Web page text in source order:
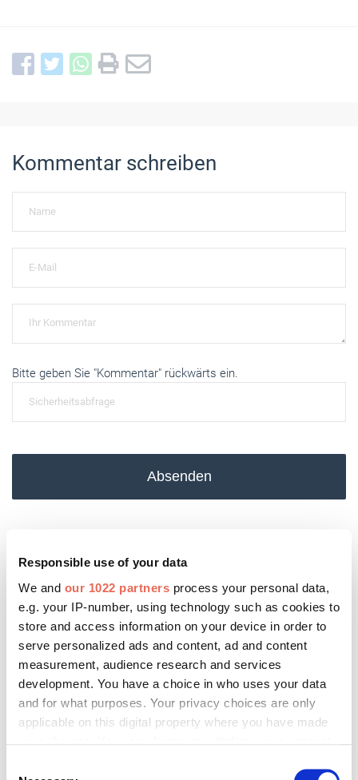
Responsible use of your data
We and our 1022 partners process your personal data,
e.g. your IP-number, using technology such as cookies to
store and access information on your device in order to
serve personalized ads and content, ad and content
measurement, audience research and services
development. You have a choice in who uses your data
and for what purposes. Your privacy choices are only
applicable on this digital property where you have made
Kommentar schreiben
Bitte geben Sie "Kommentar" rückwärts ein.
Absenden
Das könnte Sie auch interessieren: